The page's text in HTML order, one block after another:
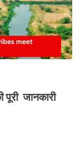
जानकारी